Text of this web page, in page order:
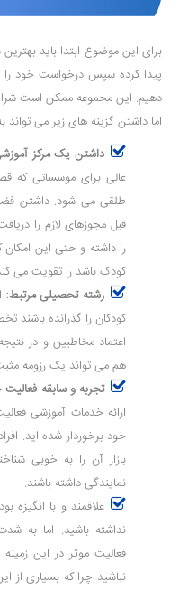
برای این موضوع ابتدا باید
پیدا کرده سپس درخواست خود را
دهیم. این مجموعه ممکن است
اما داشتن گزینه های زیر می تواند
داشتن یک مرکز
عالی برای موسساتی که
طلقی می شود. داشتن
قبل مجوزهای لازم را
را داشته و حتی این
کودک باشد را تقویت می
رشته تحصیلی مرتبط:
کودکان را گذرانده
اعتماد مخاطبین و در
هم می تواند یک رزومه
تجربه و سابقه فعالیت
ارائه خدمات آموزشی
خود برخوردار شده اید.
بازار آن را به خوبی
نمایندگی داشته باشند.
علاقمند و با انگیزه
نداشته باشید. اما به
فعالیت موثر در این
نباشید چرا که بسیاری از